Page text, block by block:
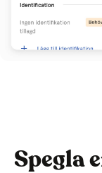
Spegla